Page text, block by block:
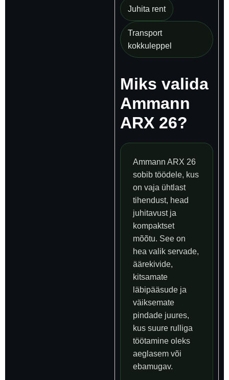
Juhita rent
Transport
kokkuleppel
Miks valida
Ammann
ARX 26?
Ammann ARX 26
sobib töödele, kus
on vaja ühtlast
tihendust, head
juhitavust ja
kompaktset
mõõtu. See on
hea valik servade,
äärekivide,
kitsamate
läbipääsude ja
väiksemate
pindade juures,
kus suure rulliga
töötamine oleks
aeglasem või
ebamugav.